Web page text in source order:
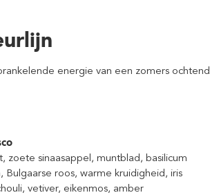
energie van een zomers
zoete sinaasappel, muntblad, basilicum
Bulgaarse roos, warme kruidigheid, iris
vetiver, eikenmos, amber